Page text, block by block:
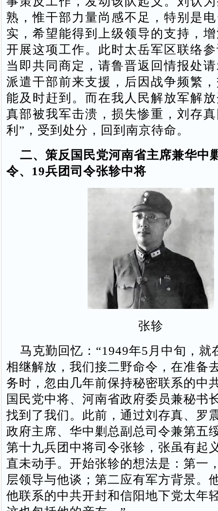
熟，惟干部力量尚感不足，特别是
实，希望能得到上级领导的支持，
开展这项工作。此时太岳军区联络
当即共同商定，请鲁晋返回情报处
派遣干部前来支援，后因战争频繁
能及时赶到。而在我人民解放军解
真部被我军击溃，损失惨重，刘存
利”，受到处分，回到南京待命。
二、策反国民党河南省主席兼华中
令、19兵团司令张轸中将
张轸
马克勤回忆：“1949年5月中旬，就
相继解放，我们接二野命令，在准备
务时，忽由几年前保持秘密联系的中
国民党中将、河南省政府委员兼秘书
找到了我们。此前，通过刘存真、罗
政府主席、华中剿总副总司令兼第五
第十九兵团中将司令张轸，张虽有起
直未动手。开始张轸的想法是：第一
层领导与他谈；第二应有军方背景。
他联系的中共开封和信阳地下党太年